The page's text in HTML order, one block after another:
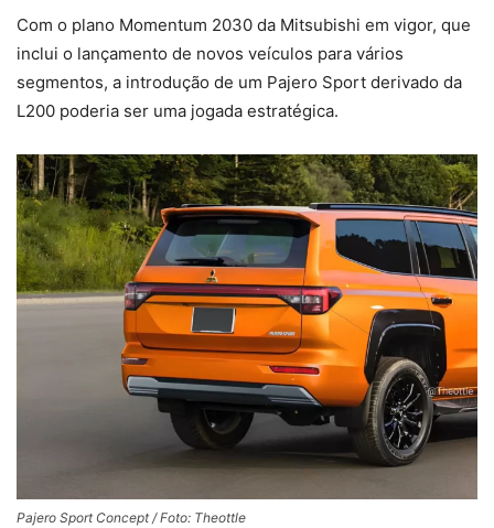
Com o plano Momentum 2030 da Mitsubishi em vigor, que
inclui o lançamento de novos veículos para vários
segmentos, a introdução de um Pajero Sport derivado da
L200 poderia ser uma jogada estratégica.
Pajero Sport Concept / Foto: Theottle